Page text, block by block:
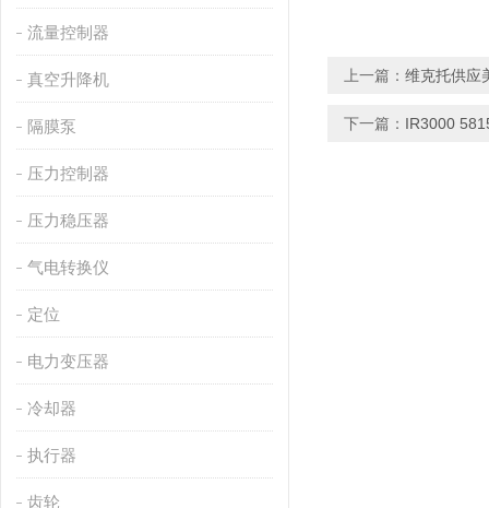
流量控制器
真空升降机
隔膜泵
压力控制器
压力稳压器
气电转换仪
定位
电力变压器
冷却器
执行器
齿轮
上一篇： 维克托供应
下一篇： IR3000